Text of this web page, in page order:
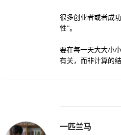
很多创业者或者成
性”。
要在每一天大大小
有关，而非计算的结
一匹兰马